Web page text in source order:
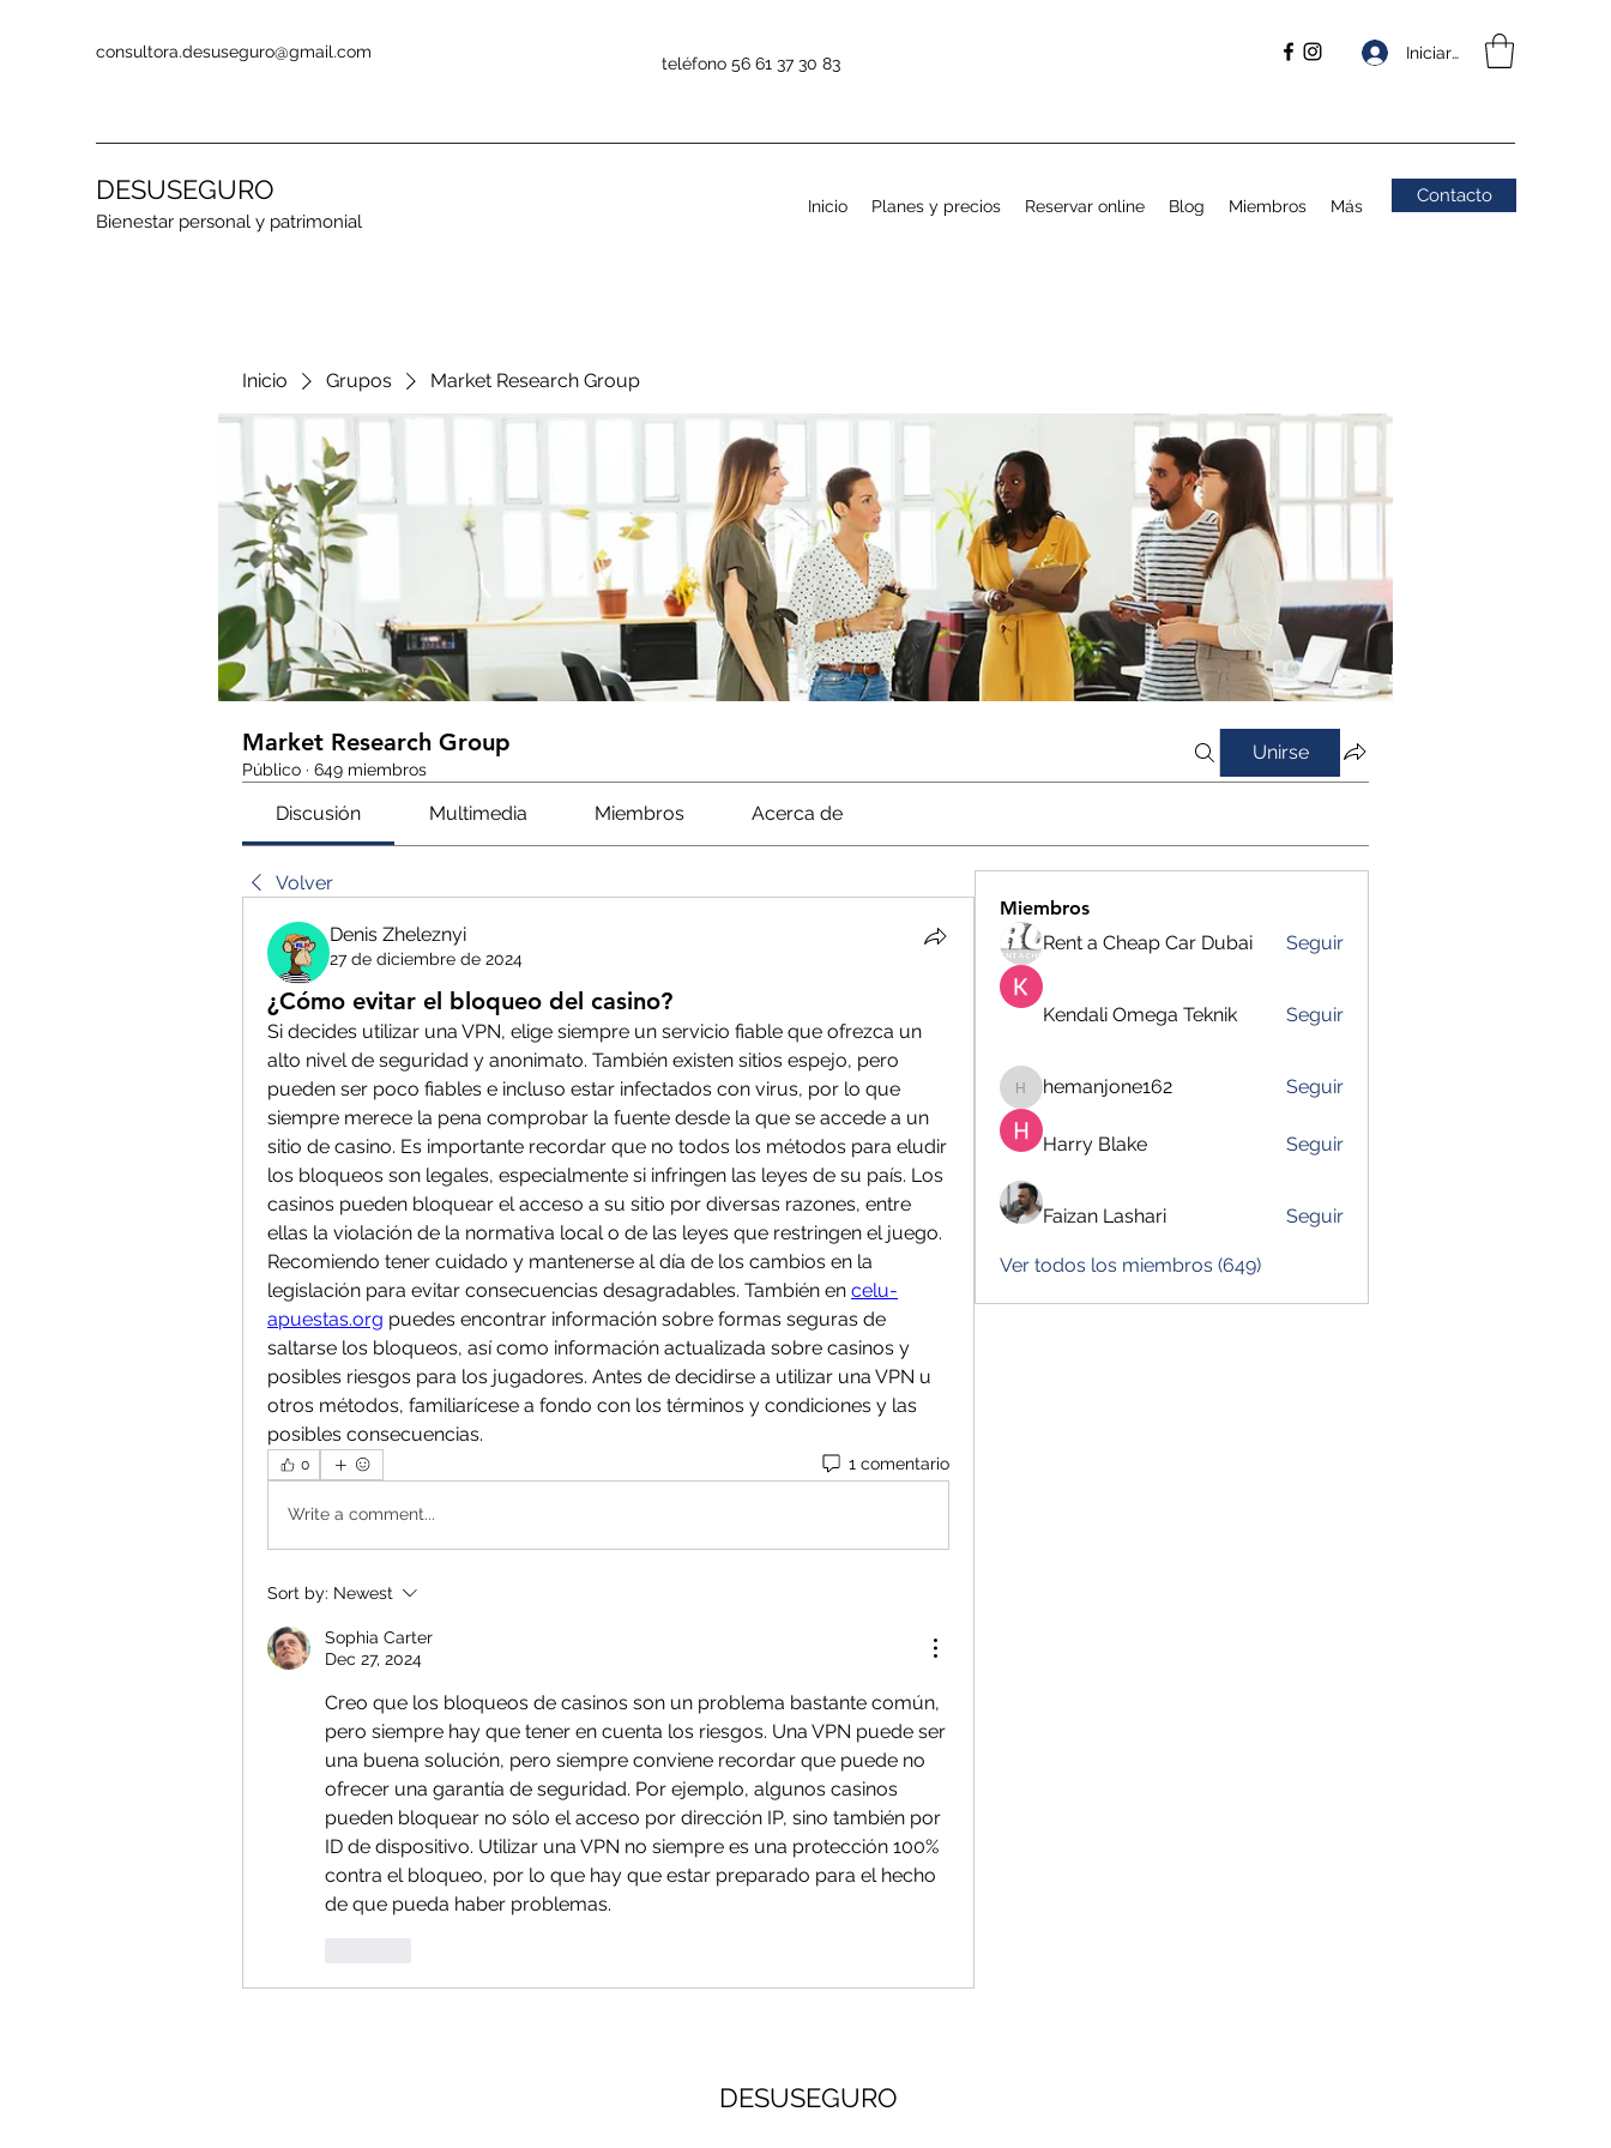
consultora.desuseguro@gmail.com Iniciar sesión
teléfono 56 61 37 30 83
DESUSEGURO
Bienestar personal y patrimonial
Inicio Planes y precios Reservar online Blog Miembros Más Contacto
Inicio Grupos Market Research Group
Market Research Group
Público · 649 miembros
Unirse
Discusión Multimedia Miembros Acerca de
Volver
Denis Zheleznyi
27 de diciembre de 2024
¿Cómo evitar el bloqueo del casino?
Si decides utilizar una VPN, elige siempre un servicio fiable que ofrezca un
alto nivel de seguridad y anonimato. También existen sitios espejo, pero
pueden ser poco fiables e incluso estar infectados con virus, por lo que
siempre merece la pena comprobar la fuente desde la que se accede a un
sitio de casino. Es importante recordar que no todos los métodos para eludir
los bloqueos son legales, especialmente si infringen las leyes de su país. Los
casinos pueden bloquear el acceso a su sitio por diversas razones, entre
ellas la violación de la normativa local o de las leyes que restringen el juego.
Recomiendo tener cuidado y mantenerse al día de los cambios en la
legislación para evitar consecuencias desagradables. También en celu-
apuestas.org puedes encontrar información sobre formas seguras de
saltarse los bloqueos, así como información actualizada sobre casinos y
posibles riesgos para los jugadores. Antes de decidirse a utilizar una VPN u
otros métodos, familiarícese a fondo con los términos y condiciones y las
posibles consecuencias.
0 1 comentario
Write a comment...
Sort by: Newest
Sophia Carter
Dec 27, 2024
Creo que los bloqueos de casinos son un problema bastante común,
pero siempre hay que tener en cuenta los riesgos. Una VPN puede ser
una buena solución, pero siempre conviene recordar que puede no
ofrecer una garantía de seguridad. Por ejemplo, algunos casinos
pueden bloquear no sólo el acceso por dirección IP, sino también por
ID de dispositivo. Utilizar una VPN no siempre es una protección 100%
contra el bloqueo, por lo que hay que estar preparado para el hecho
de que pueda haber problemas.
Miembros
Rent a Cheap Car Dubai
Seguir
Kendali Omega Teknik Seguir
hemanjone162
hemanjone162 Seguir
Harry Blake Seguir
Faizan Lashari Seguir
Ver todos los miembros (649)
DESUSEGURO